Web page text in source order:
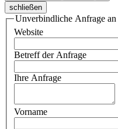
schließen
Unverbindliche Anfrage an
Website
Betreff der Anfrage
Ihre Anfrage
Vorname